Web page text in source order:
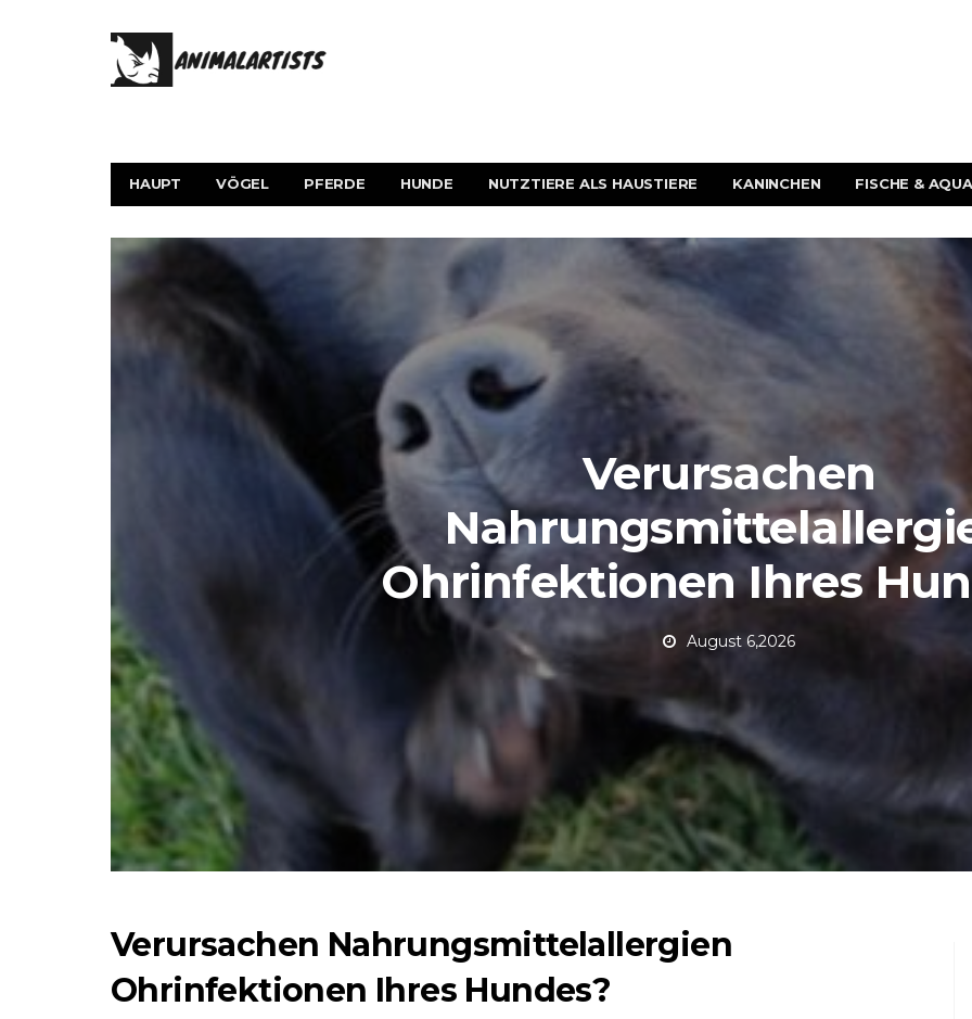
HAUPT VÖGEL PFERDE HUNDE NUTZTIERE ALS HAUSTIERE KANINCHEN FISCHE &
Verursachen
Ohrinfektionen Ihres
August 6,2026
Verursachen Nahrungsmittelallergien
Ohrinfektionen Ihres Hundes?